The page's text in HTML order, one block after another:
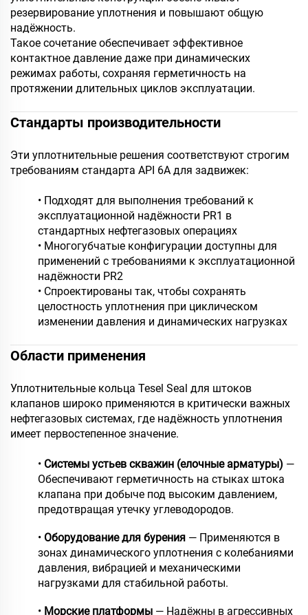
резервирование уплотнения и повышают общую
надёжность.
Такое сочетание обеспечивает эффективное
контактное давление даже при динамических
режимах работы, сохраняя герметичность на
протяжении длительных циклов эксплуатации.
Стандарты производительности
Эти уплотнительные решения соответствуют строгим
требованиям стандарта API 6A для задвижек:
• Подходят для выполнения требований к
эксплуатационной надёжности PR1 в
стандартных нефтегазовых операциях
• Многогубчатые конфигурации доступны для
применений с требованиями к эксплуатационной
надёжности PR2
• Спроектированы так, чтобы сохранять
целостность уплотнения при циклическом
изменении давления и динамических нагрузках
Области применения
Уплотнительные кольца Tesel Seal для штоков
клапанов широко применяются в критически важных
нефтегазовых системах, где надёжность уплотнения
имеет первостепенное значение.
• Системы устьев скважин (елочные арматуры) —
Обеспечивают герметичность на стыках штока
клапана при добыче под высоким давлением,
предотвращая утечку углеводородов.
• Оборудование для бурения — Применяются в
зонах динамического уплотнения с колебаниями
давления, вибрацией и механическими
нагрузками для стабильной работы.
• Морские платформы — Надёжны в агрессивных